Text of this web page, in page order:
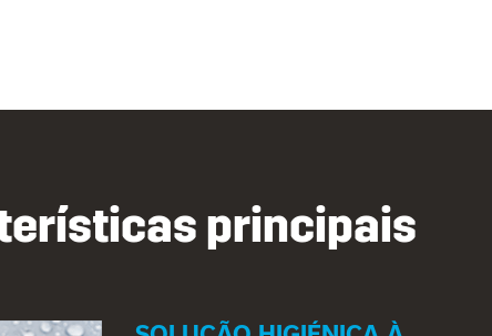
principais